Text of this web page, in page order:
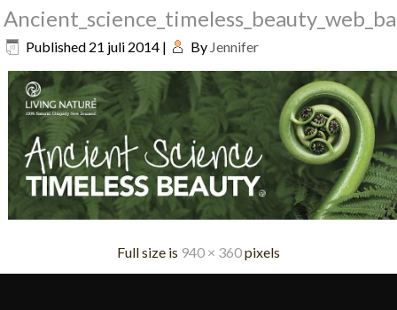
Published 21 juli 2014 | By Jennifer
Full size is 940 × 360pixels